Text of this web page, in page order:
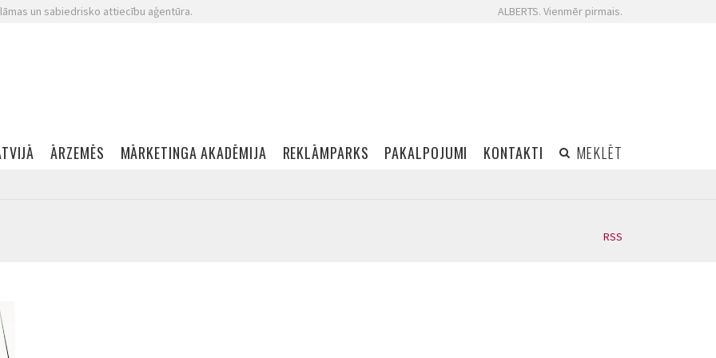
un sabiedrisko attiecību aģentūra. ALBERTS. Vienmēr pirmais.
ĀRZEMĒS MĀRKETINGA AKADĒMIJA REKLĀMPARKS PAKALPOJUMI KONTAKTI MEKLĒT
RSS